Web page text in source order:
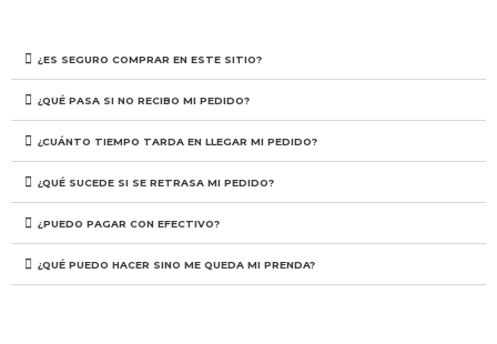
¿ES SEGURO COMPRAR EN ESTE SITIO?
¿QUÉ PASA SI NO RECIBO MI PEDIDO?
¿CUÁNTO TIEMPO TARDA EN LLEGAR MI PEDIDO?
¿QUÉ SUCEDE SI SE RETRASA MI PEDIDO?
¿PUEDO PAGAR CON EFECTIVO?
¿QUÉ PUEDO HACER SINO ME QUEDA MI PRENDA?